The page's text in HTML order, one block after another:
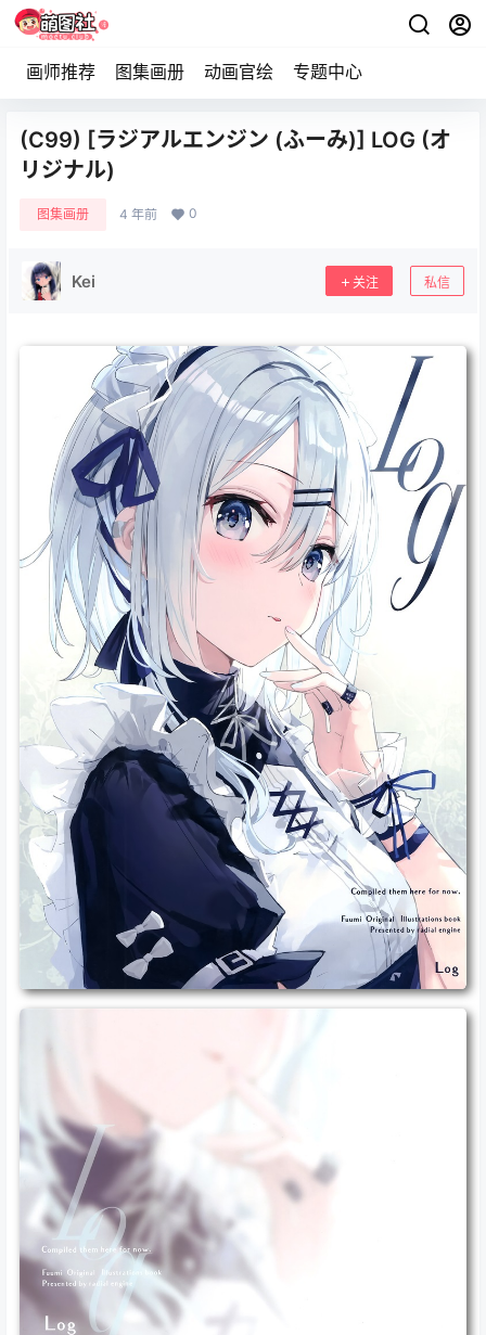
画师推荐 图集画册 动画官绘 专题中心
(C99) [ラジアルエンジン (ふーみ)] LOG (オ
リジナル)
图集画册 4 年前 0
Kei 关注 私信